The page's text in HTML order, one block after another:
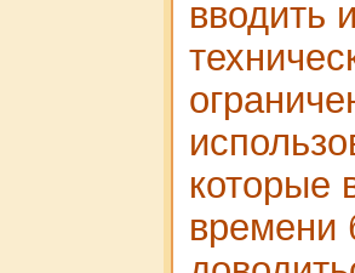
вводить
которые
времени